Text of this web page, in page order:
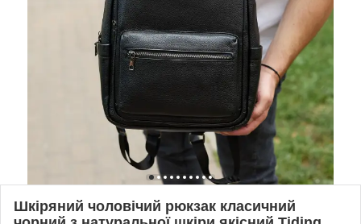
Шкіряний чоловічий рюкзак класичний